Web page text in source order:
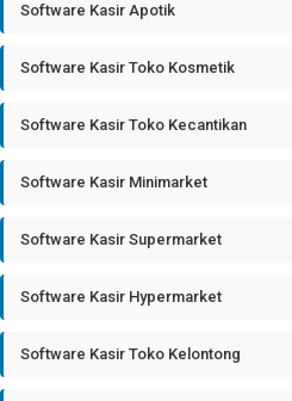
Software Kasir Apotik
Software Kasir Toko Kosmetik
Software Kasir Toko Kecantikan
Software Kasir Minimarket
Software Kasir Supermarket
Software Kasir Hypermarket
Software Kasir Toko Kelontong